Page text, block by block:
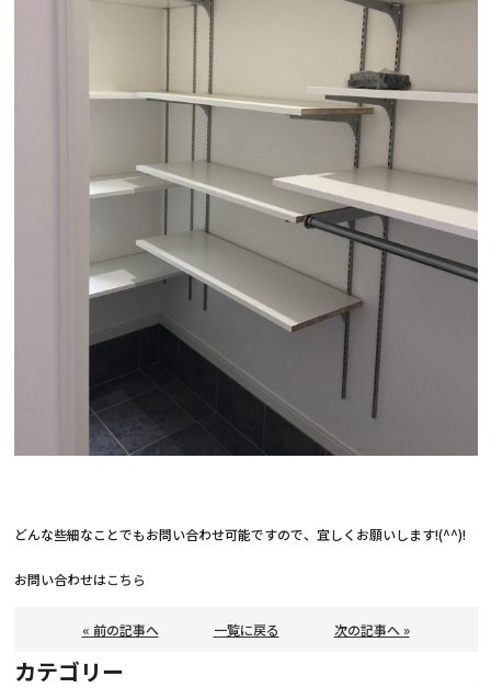
どんな些細なことでもお問い合わせ可能ですので、宜しくお願いします!(^^)!
お問い合わせはこちら
« 前の記事へ 一覧に戻る 次の記事へ »
カテゴリー